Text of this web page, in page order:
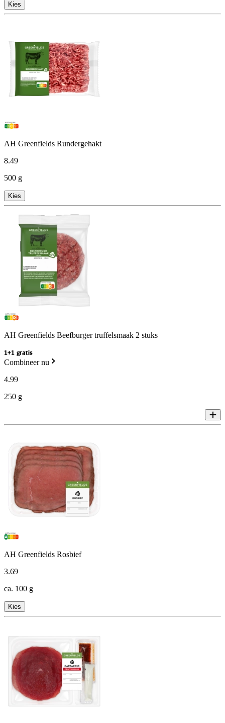
Kies
AH Greenfields Rundergehakt
8.49
500 g
Kies
AH Greenfields Beefburger truffelsmaak 2 stuks
1+1 gratis
Combineer nu
4.99
250 g
AH Greenfields Rosbief
3.69
ca. 100 g
Kies